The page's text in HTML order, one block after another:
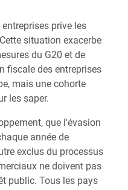
prive les
situation exacerbe
du G20 et de
fiscale des entreprises
mais une cohorte
les saper.
que l'évasion
année de
exclus du processus
ne doivent pas
public. Tous les pays